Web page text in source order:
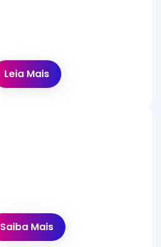
Leia Mais
Saiba Mais